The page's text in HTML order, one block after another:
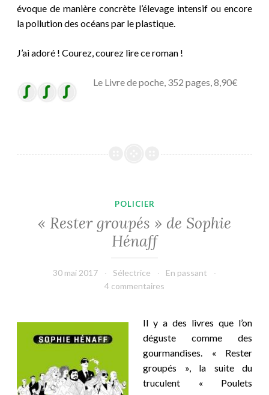
évoque de manière concrète l’élevage intensif ou encore
la pollution des océans par le plastique.
J’ai adoré ! Courez, courez lire ce roman !
Le Livre de poche, 352 pages, 8,90€
POLICIER
« Rester groupés » de Sophie
Hénaff
30 mai 2017 Sélectrice
En passant
4 commentaires
Il y a des livres que l’on
déguste comme des
gourmandises. « Rester
groupés », la suite du
truculent « Poulets